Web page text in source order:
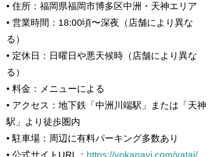
• 住所：福岡県福岡市博多区中洲・天神エリア
• 営業時間：18:00頃〜深夜（店舗により異な
る）
• 定休日：日曜日や悪天候時（店舗により異な
る）
• 料金：メニューによる
• アクセス：地下鉄「中洲川端駅」または「天神
駅」より徒歩圏内
• 駐車場：周辺に有料パーキング多数あり
• 公式サイトURL： https://yokanavi.com/yatai/